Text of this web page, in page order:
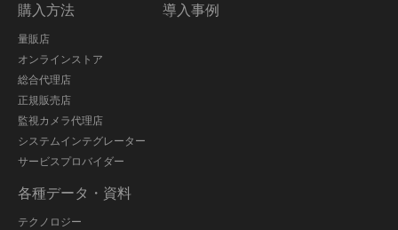
購入方法
量販店
オンラインストア
総合代理店
正規販売店
監視カメラ代理店
システムインテグレーター
サービスプロバイダー
導入事例
各種データ・資料
テクノロジー